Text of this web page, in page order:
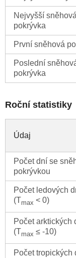
Nejvyšší sněhová
pokrývka
První sněhová
Poslední
pokrývka
Roční statistiky
Údaj
Počet dní se
pokrývkou
Počet ledových
(Tmax < 0)
Počet arktických
(Tmax ≤ -10)
Počet tropických